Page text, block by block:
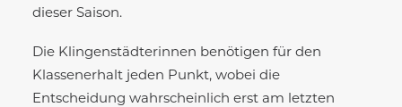
dieser Saison.
Die Klingenstädterinnen benötigen für den
Klassenerhalt jeden Punkt, wobei die
Entscheidung wahrscheinlich erst am letzten